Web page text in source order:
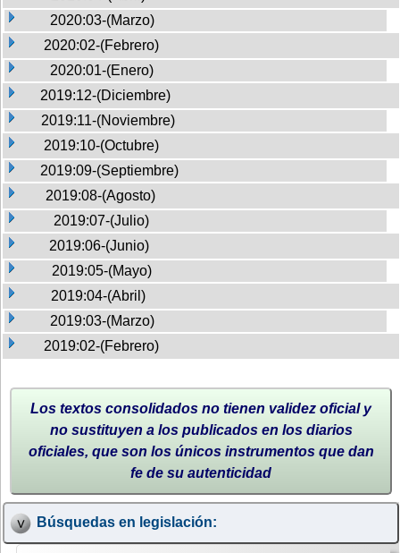
2020:03-(Marzo)
2020:02-(Febrero)
2020:01-(Enero)
2019:12-(Diciembre)
2019:11-(Noviembre)
2019:10-(Octubre)
2019:09-(Septiembre)
2019:08-(Agosto)
2019:07-(Julio)
2019:06-(Junio)
2019:05-(Mayo)
2019:04-(Abril)
2019:03-(Marzo)
2019:02-(Febrero)
Los textos consolidados no tienen validez oficial y
no sustituyen a los publicados en los diarios
oficiales, que son los únicos instrumentos que dan
fe de su autenticidad
Búsquedas en legislación: